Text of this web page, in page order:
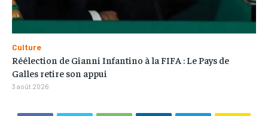
Culture
Réélection de Gianni Infantino à la FIFA : Le Pays de
Galles retire son appui
3 août 2026